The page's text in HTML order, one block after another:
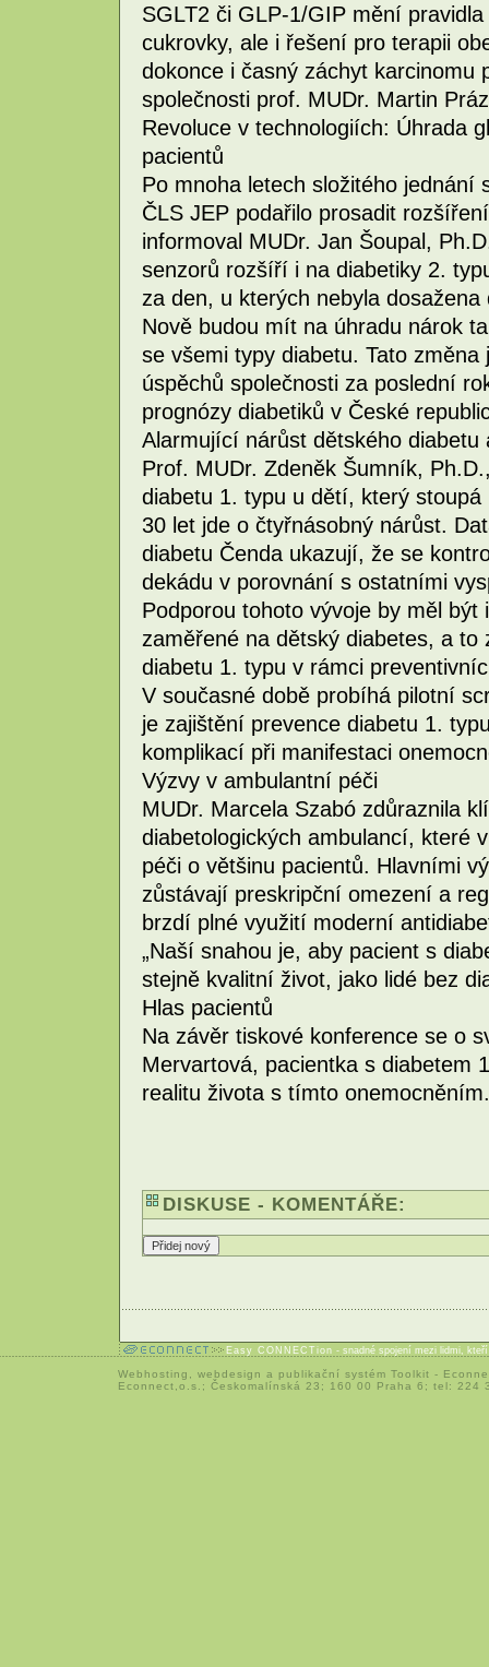
SGLT2 či GLP-1/GIP mění
cukrovky, ale i řešení pro terapii
dokonce i časný záchyt karcinomu
společnosti prof. MUDr. Martin
Revoluce v technologiích: Úhrada
pacientů
Po mnoha letech složitého jednání
ČLS JEP podařilo prosadit
informoval MUDr. Jan Šoupal,
senzorů rozšíří i na diabetiky 2.
za den, u kterých nebyla
Nově budou mít na úhradu nárok
se všemi typy diabetu. Tato
úspěchů společnosti za poslední
prognózy diabetiků v České
Alarmující nárůst dětského diabetu
Prof. MUDr. Zdeněk Šumník,
diabetu 1. typu u dětí, který
30 let jde o čtyřnásobný nárůst.
diabetu Čenda ukazují, že se
dekádu v porovnání s ostatními
Podporou tohoto vývoje by měl být
zaměřené na dětský diabetes, a
diabetu 1. typu v rámci
V současné době probíhá pilotní
je zajištění prevence diabetu 1.
komplikací při manifestaci
Výzvy v ambulantní péči
MUDr. Marcela Szabó zdůraznila
diabetologických ambulancí, které
péči o většinu pacientů. Hlavními
zůstávají preskripční omezení a
brzdí plné využití moderní
„Naší snahou je, aby pacient s
stejně kvalitní život, jako lidé bez
Hlas pacientů
Na závěr tiskové konference se o
Mervartová, pacientka s diabetem
realitu života s tímto onemocněním.
DISKUSE - KOMENTÁŘE:
Easy CONNECTion - snadné spojení mezi lidmi,
Webhosting webdesign a publikační systém Toolkit -
Econnect,o.s.; Českomalínská 23; 160 00 Praha 6; tel: 224